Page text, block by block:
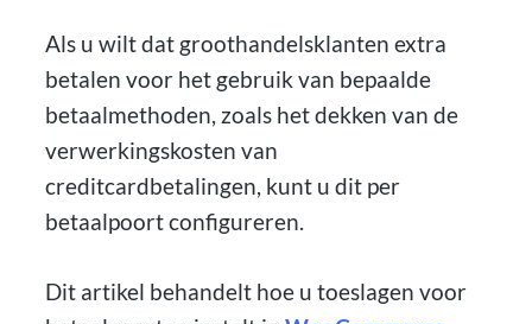
Als u wilt dat groothandelsklanten extra
betalen voor het gebruik van bepaalde
betaalmethoden, zoals het dekken van de
verwerkingskosten van
creditcardbetalingen, kunt u dit per
betaalpoort configureren.
Dit artikel behandelt hoe u toeslagen voor